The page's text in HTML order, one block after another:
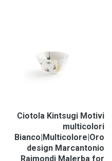
Ciotola Kintsugi Motivi
multicolori
Bianco|Multicolore|Oro
design Marcantonio
Raimondi Malerba for